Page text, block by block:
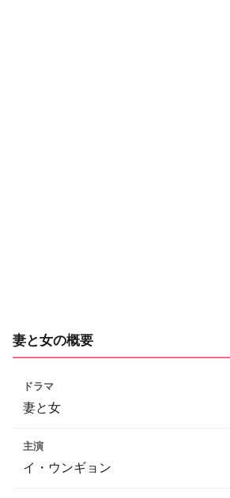
妻と女の概要
ドラマ
妻と女
主演
イ・ウンギョン